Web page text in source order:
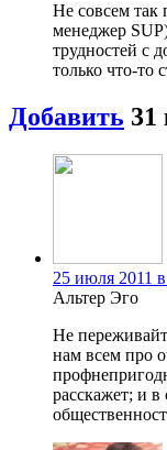
Не совсем так
менеджер
трудностей с
только что-то
Добавить 31
25 июля 2011
Альтер Эго
Не
нам всем про
расскажет; и